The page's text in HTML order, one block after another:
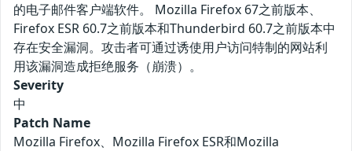
的电子邮件客户端软件。 Mozilla Firefox 67之前版本、
Firefox ESR 60.7之前版本和Thunderbird 60.7之前版本中
存在安全漏洞。攻击者可通过诱使用户访问特制的网站利
用该漏洞造成拒绝服务（崩溃）。
Severity
中
Patch Name
Mozilla Firefox、Mozilla Firefox ESR和Mozilla